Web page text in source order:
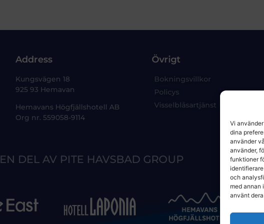
Vi
dina
använder
använder,
funktioner
och
med annan
använt
Address
Kungsvägen 18
925 93 Hemavan
Hemavans Högfjällshotell AB
Org nr. 559058-9114
Övrigt
Bokningsvillkor
Policys
Visselblåsartjänst
EN DEL AV PITE HAVSBAD GROUP